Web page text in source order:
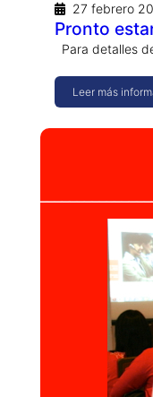
27 febrero
Pronto
Para detalles
Leer más